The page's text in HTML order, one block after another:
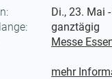
uns überDi., 23. Mai
ganztägig
Messe
mehr